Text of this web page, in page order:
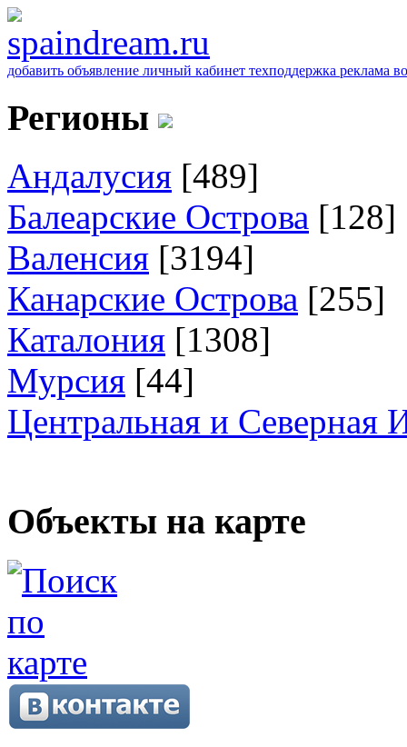
добавить объявление личный кабинет техподдержка реклама
Регионы
Андалусия [489]
Балеарские Острова [128]
Валенсия [3194]
Канарские Острова [255]
Каталония [1308]
Мурсия [44]
Центральная и Северная
Объекты на карте